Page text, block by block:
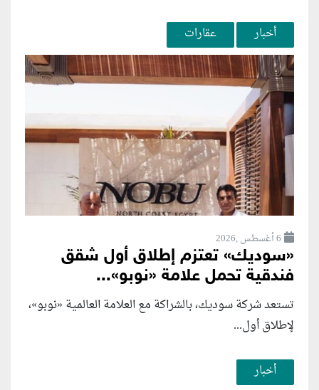
أخبار عقارات
6 أغسطس ,2026
«سوديك» تعتزم إطلاق أول شقق
فندقية تحمل علامة «نوبو»...
تستعد شركة سوديك، بالشراكة مع العلامة العالمية «نوبو»،
لإطلاق أول...
أخبار